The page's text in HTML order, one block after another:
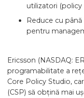
utilizatori
Reduce cu
pentru
Ericsson (NASDAQ:
programabilitate a
Core Policy Studio,
(CSP) să obțină mai